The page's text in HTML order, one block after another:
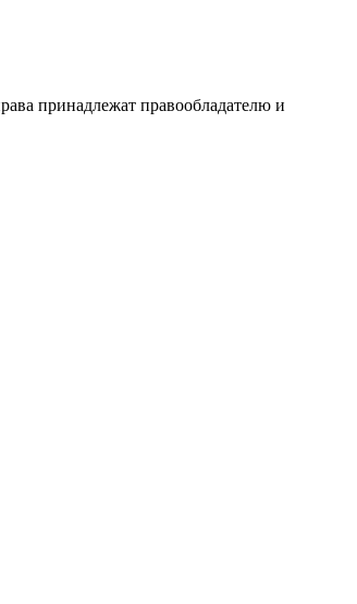
принадлежат правообладателю и